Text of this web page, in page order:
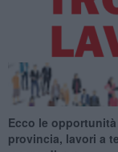
Ecco le
provincia, lavori a